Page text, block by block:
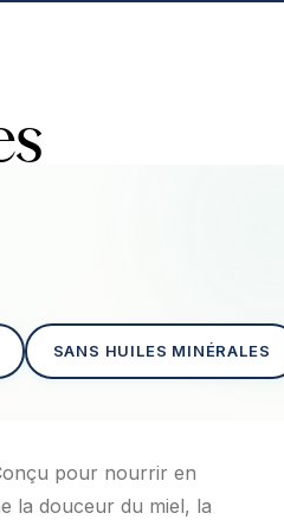
SANS HUILES MINÉRALES
pour nourrir en
la douceur du miel, la